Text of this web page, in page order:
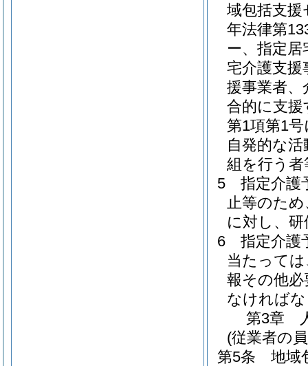
域包括支
年法律第
ー、指定居
宅介護支援
援事業者、
合的に支
第1項第1
自発的な
組を行う
5
指定介護
止等のた
に対し、
6
指定介護
当たって
報その他
なければ
第3章
(従業者の
第5条
地域